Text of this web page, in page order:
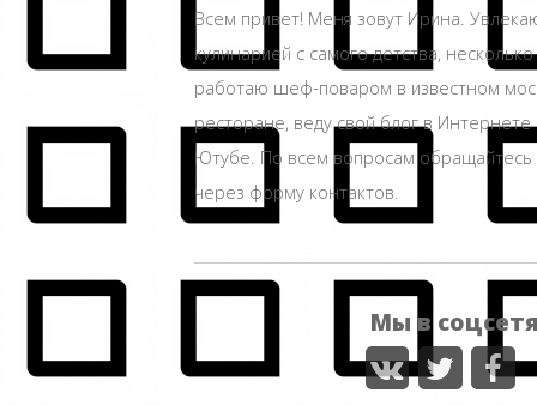
Всем привет! Меня зовут Ирина.
кулинарией с самого детства,
работаю шеф-поваром в известном
ресторане, веду свой блог в Интернете
Ютубе. По всем вопросам
через форму контактов.
Мы в